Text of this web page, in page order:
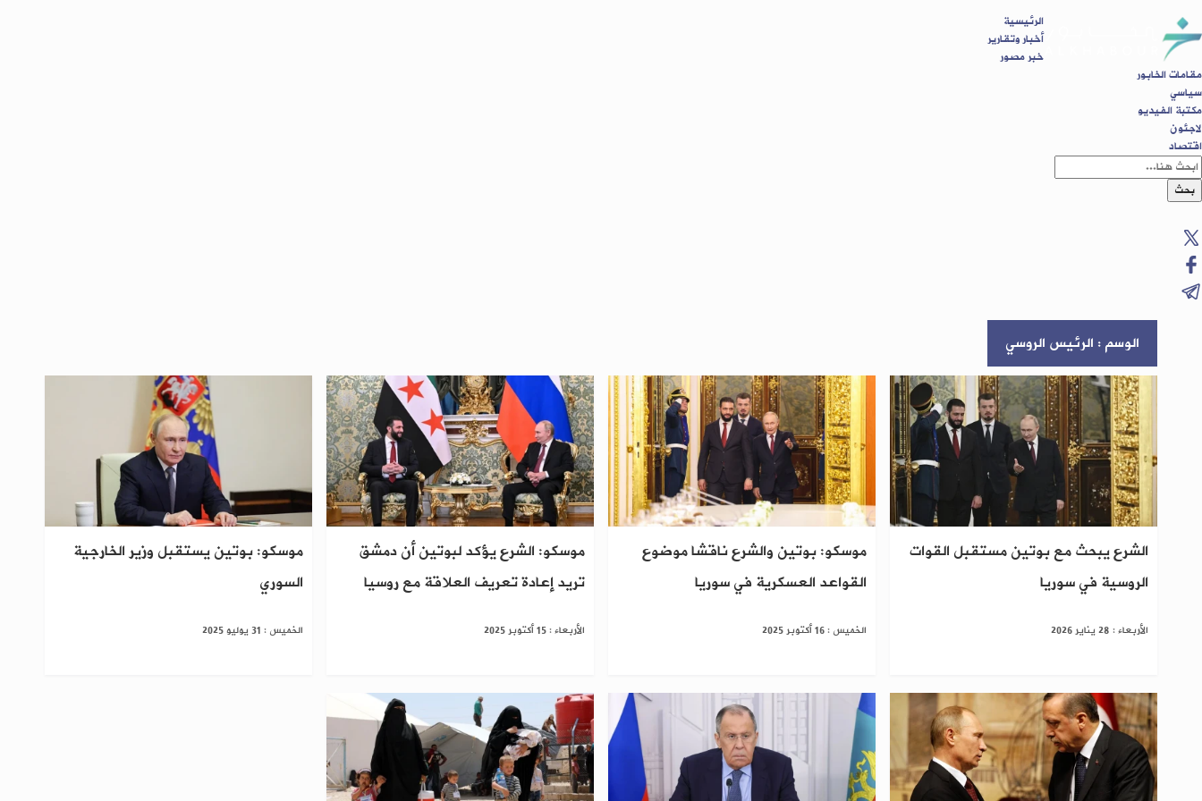
الرئيسية
أخبار وتقارير
خبر مصور
مقامات الخابور
سياسي
مكتبة الفيديو
لاجئون
اقتصاد
بحث
الوسم : الرئيس الروسي
الشرع يبحث مع بوتين مستقبل القوات
الروسية في سوريا
الأربعاء : 28 يناير 2026
موسكو: بوتين والشرع ناقشا موضوع
القواعد العسكرية في سوريا
الخميس : 16 أكتوبر 2025
موسكو: الشرع يؤكد لبوتين أن دمشق
تريد إعادة تعريف العلاقة مع روسيا
الأربعاء : 15 أكتوبر 2025
موسكو: بوتين يستقبل وزير الخارجية
السوري
الخميس : 31 يوليو 2025